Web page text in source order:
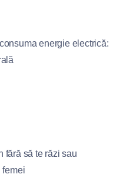
energie electrică:
fără să te răzi sau
femei